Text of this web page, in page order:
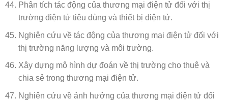
Phân tích tác động của thương mại điện tử đối với thị
trường điện tử tiêu dùng và thiết bị điện tử.
Nghiên cứu về tác động của thương mại điện tử đối với
thị trường năng lượng và môi trường.
Xây dựng mô hình dự đoán về thị trường cho thuê và
chia sẻ trong thương mại điện tử.
Nghiên cứu về ảnh hưởng của thương mại điện tử đối